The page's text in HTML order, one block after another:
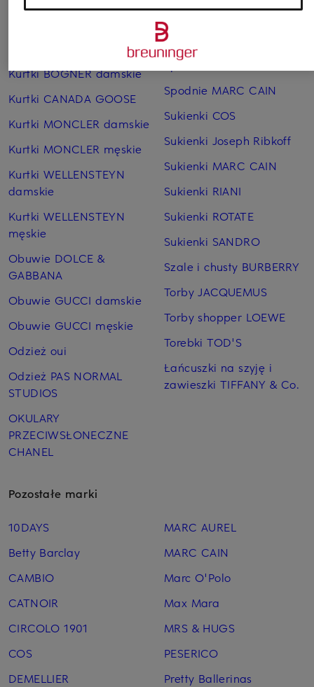
Kurtki BOGNER damskie
Kurtki CANADA GOOSE
Kurtki MONCLER damskie
Kurtki MONCLER męskie
Kurtki WELLENSTEYN
damskie
Kurtki WELLENSTEYN
męskie
Obuwie DOLCE &
GABBANA
Obuwie GUCCI damskie
Obuwie GUCCI męskie
Odzież oui
Odzież PAS NORMAL
STUDIOS
OKULARY
PRZECIWSŁONECZNE
CHANEL
Sneakersy GUCCI
damskie
Spodnie BRAX damskie
Spodnie MARC CAIN
Sukienki COS
Sukienki Joseph Ribkoff
Sukienki MARC CAIN
Sukienki RIANI
Sukienki ROTATE
Sukienki SANDRO
Szale i chusty BURBERRY
Torby JACQUEMUS
Torby shopper LOEWE
Torebki TOD'S
Łańcuszki na szyję i
zawieszki TIFFANY & Co.
Pozostałe marki
10DAYS
Betty Barclay
CAMBIO
CATNOIR
CIRCOLO 1901
COS
DEMELLIER
MARC AUREL
MARC CAIN
Marc O'Polo
Max Mara
MRS & HUGS
PESERICO
Pretty Ballerinas